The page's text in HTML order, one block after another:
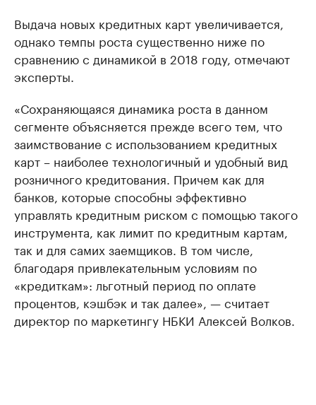
Выдача новых кредитных карт увеличивается,
однако темпы роста существенно ниже по
сравнению с динамикой в 2018 году, отмечают
эксперты.
«Сохраняющаяся динамика роста в данном
сегменте объясняется прежде всего тем, что
заимствование с использованием кредитных
карт – наиболее технологичный и удобный вид
розничного кредитования. Причем как для
банков, которые способны эффективно
управлять кредитным риском с помощью такого
инструмента, как лимит по кредитным картам,
так и для самих заемщиков. В том числе,
благодаря привлекательным условиям по
«кредиткам»: льготный период по оплате
процентов, кэшбэк и так далее», — считает
директор по маркетингу НБКИ Алексей Волков.